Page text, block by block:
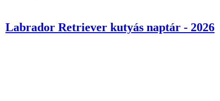
Labrador Retriever kutyás naptár - 2026